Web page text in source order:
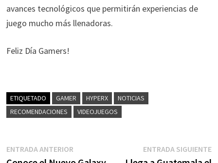
avances tecnológicos que permitirán experiencias de
juego mucho más llenadoras.
Feliz Día Gamers!
ETIQUETADO GAMER HYPERX
NOTICIAS
RECOMENDACIONES
VIDEOJUEGOS
Navegación
ENTRADA ANTERIOREntrada
ENTRADA SIGUIENTE